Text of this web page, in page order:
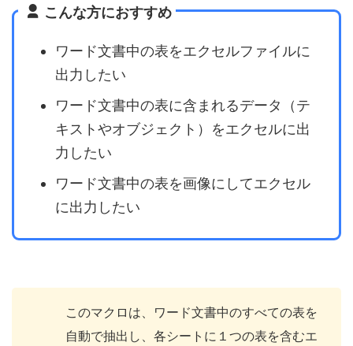
こんな方におすすめ
ワード文書中の表をエクセルファイルに
出力したい
ワード文書中の表に含まれるデータ（テ
キストやオブジェクト）をエクセルに出
力したい
ワード文書中の表を画像にしてエクセル
に出力したい
このマクロは、ワード文書中のすべての表を
自動で抽出し、各シートに１つの表を含むエ